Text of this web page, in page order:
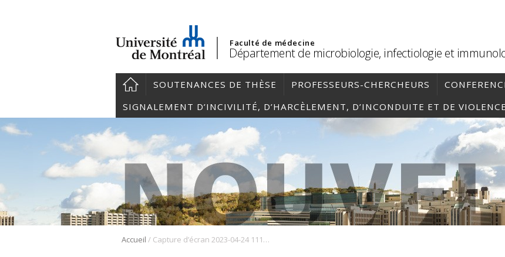
Faculté de médecine
Département de microbiologie, infectiologie et
SOUTENANCES DE THÈSE PROFESSEURS-CHERCHEURS
SIGNALEMENT D’INCIVILITÉ, D’HARCÈLEMENT, D’INCONDUITE ET DE
Accueil / Capture d’écran 2023-04-24 111702